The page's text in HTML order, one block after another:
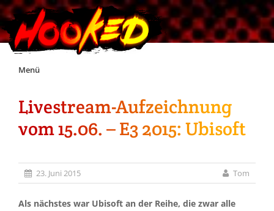
Skip
Menü
Unterstützt Hooked!
Exklusiv für Supporter*innen
Impressum
Livestream-Aufzeichnung
vom 15.06. – E3 2015: Ubisoft
23. Juni 2015 Tom
Als nächstes war Ubisoft an der Reihe, die zwar alle